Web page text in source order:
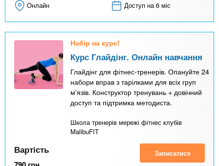
Онлайн Доступ на 6 міс
Набір на курс!
Курс Глайдінг. Онлайн навчання
Глайдінг для фітнес-тренерів. Опануйте 24
набори вправ з тарілками для всіх груп
м'язів. Конструктор тренувань + довічний
доступ та підтримка методиста.
Школа тренерів мережі фітнес клубів
MalibuFIT
Вартість Записатися